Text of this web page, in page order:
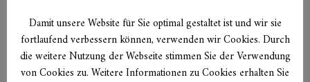
Damit unsere Website für Sie optimal gestaltet ist und wir sie
fortlaufend verbessern können, verwenden wir Cookies. Durch
die weitere Nutzung der Webseite stimmen Sie der Verwendung
von Cookies zu. Weitere Informationen zu Cookies erhalten Sie